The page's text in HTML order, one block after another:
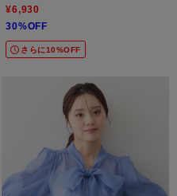
¥6,930
30%OFF
さらに10%OFF